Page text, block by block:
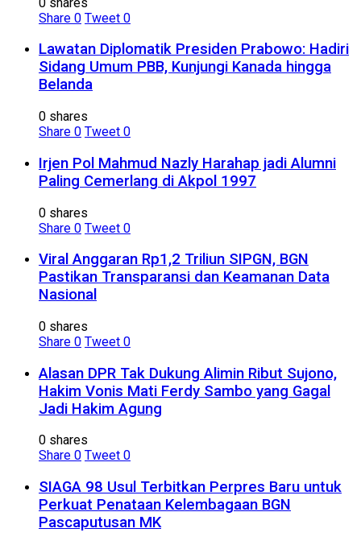
Share 0 Tweet 0
Lawatan Diplomatik Presiden Prabowo: Hadiri
Sidang Umum PBB, Kunjungi Kanada hingga
Belanda
0 shares
Share 0 Tweet 0
Irjen Pol Mahmud Nazly Harahap jadi Alumni
Paling Cemerlang di Akpol 1997
0 shares
Share 0 Tweet 0
Viral Anggaran Rp1,2 Triliun SIPGN, BGN
Pastikan Transparansi dan Keamanan Data
Nasional
0 shares
Share 0 Tweet 0
Alasan DPR Tak Dukung Alimin Ribut Sujono,
Hakim Vonis Mati Ferdy Sambo yang Gagal
Jadi Hakim Agung
0 shares
Share 0 Tweet 0
SIAGA 98 Usul Terbitkan Perpres Baru untuk
Perkuat Penataan Kelembagaan BGN
Pascaputusan MK